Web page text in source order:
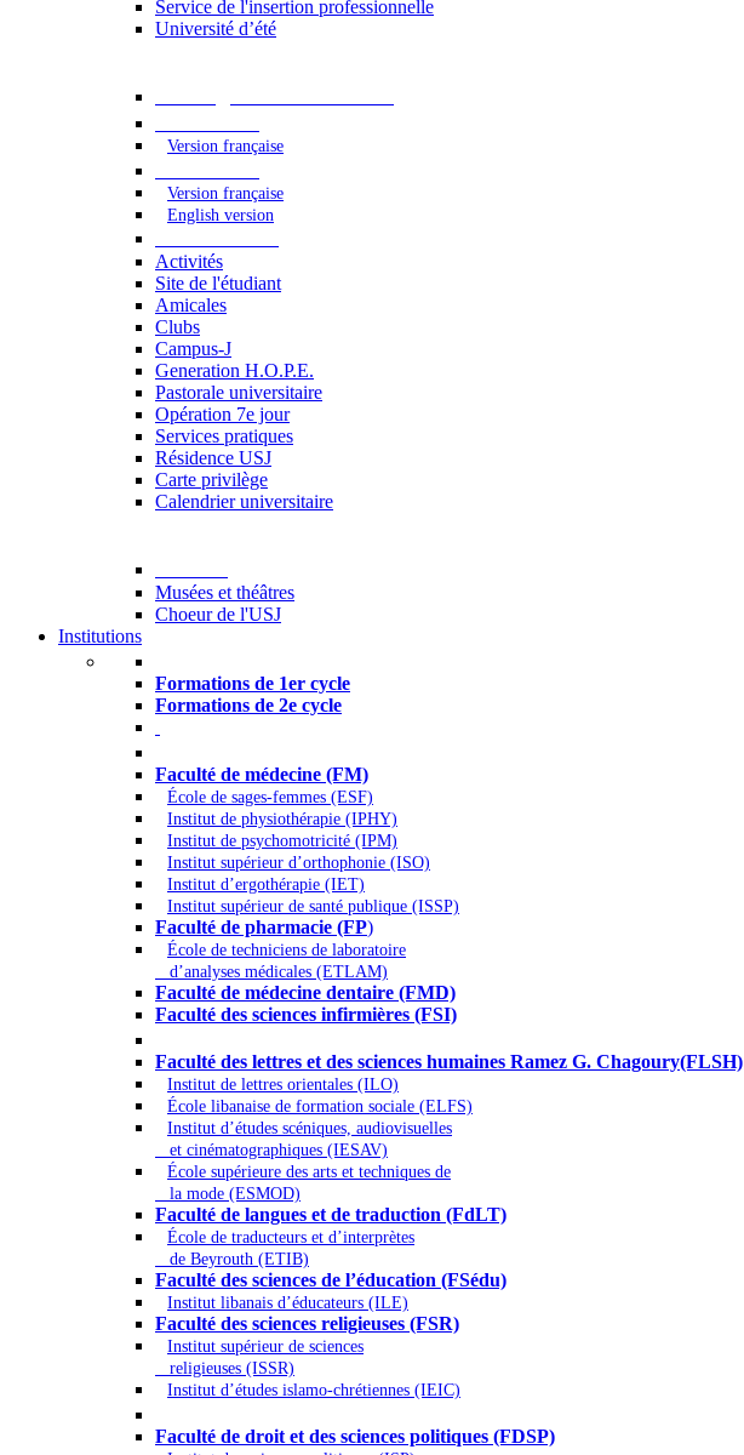
Service de l'insertion professionnelle
Université d’été
Version française
Version française
English version
Activités
Site de l'étudiant
Amicales
Clubs
Campus-J
Generation H.O.P.E.
Pastorale universitaire
Opération 7e jour
Services pratiques
Résidence USJ
Carte privilège
Calendrier universitaire
Musées et théâtres
Choeur de l'USJ
Institutions
Formations de 1er cycle
Formations de 2e cycle
Faculté de médecine (FM)
École de sages-femmes (ESF)
Institut de physiothérapie (IPHY)
Institut de psychomotricité (IPM)
Institut supérieur d’orthophonie (ISO)
Institut d’ergothérapie (IET)
Institut supérieur de santé publique (ISSP)
Faculté de pharmacie (FP)
École de techniciens de laboratoire
d’analyses médicales (ETLAM)
Faculté de médecine dentaire (FMD)
Faculté des sciences infirmières (FSI)
Faculté des lettres et des sciences humaines Ramez G. Chagoury(FLSH)
Institut de lettres orientales (ILO)
École libanaise de formation sociale (ELFS)
Institut d’études scéniques, audiovisuelles
et cinématographiques (IESAV)
École supérieure des arts et techniques de
la mode (ESMOD)
Faculté de langues et de traduction (FdLT)
École de traducteurs et d’interprètes
de Beyrouth (ETIB)
Faculté des sciences de l’éducation (FSédu)
Institut libanais d’éducateurs (ILE)
Faculté des sciences religieuses (FSR)
Institut supérieur de sciences
religieuses (ISSR)
Institut d’études islamo-chrétiennes (IEIC)
Faculté de droit et des sciences politiques (FDSP)